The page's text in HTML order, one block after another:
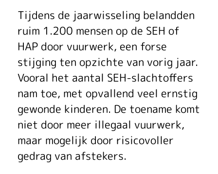
S
E
H
’
s
z
a
g
Tijdens de jaarwisseling belandden
ruim 1.200 mensen op de SEH of
HAP door vuurwerk, een forse
stijging ten opzichte van vorig jaar.
Vooral het aantal SEH-slachtoffers
nam toe, met opvallend veel ernstig
gewonde kinderen. De toename komt
niet door meer illegaal vuurwerk,
maar mogelijk door risicovoller
gedrag van afstekers.